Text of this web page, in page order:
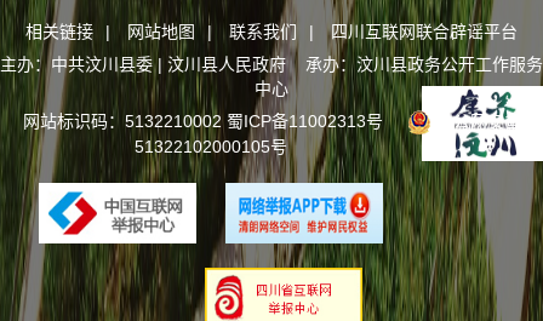
相关链接 | 网站地图 | 联系我们 |
四川互联网联合辟谣平台
主办：中共汶川县委 | 汶川县人民政府 承办：汶川县政务公开工作服务
中心
网站标识码：5132210002 蜀ICP备11002313号
川公网安备
51322102000105号